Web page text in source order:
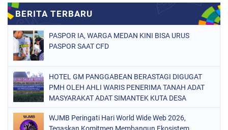
PASPOR IA, WARGA MEDAN KINI BISA URUS
PASPOR SAAT CFD
HOTEL GM PANGGABEAN BERASTAGI DIGUGAT
PMH OLEH AHLI WARIS PENERIMA TANAH ADAT
MASYARAKAT ADAT SIMANTEK KUTA DESA
WJMB Peringati Hari World Wide Web 2026,